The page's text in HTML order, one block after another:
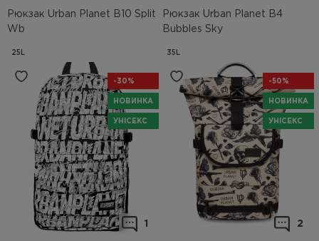
Рюкзак Urban Planet B10 Split
Wb
25L
Рюкзак Urban Planet B4
Bubbles Sky
35L
-30%
НОВИНКА
УНІСЕКС
1
-50%
НОВИНКА
УНІСЕКС
2